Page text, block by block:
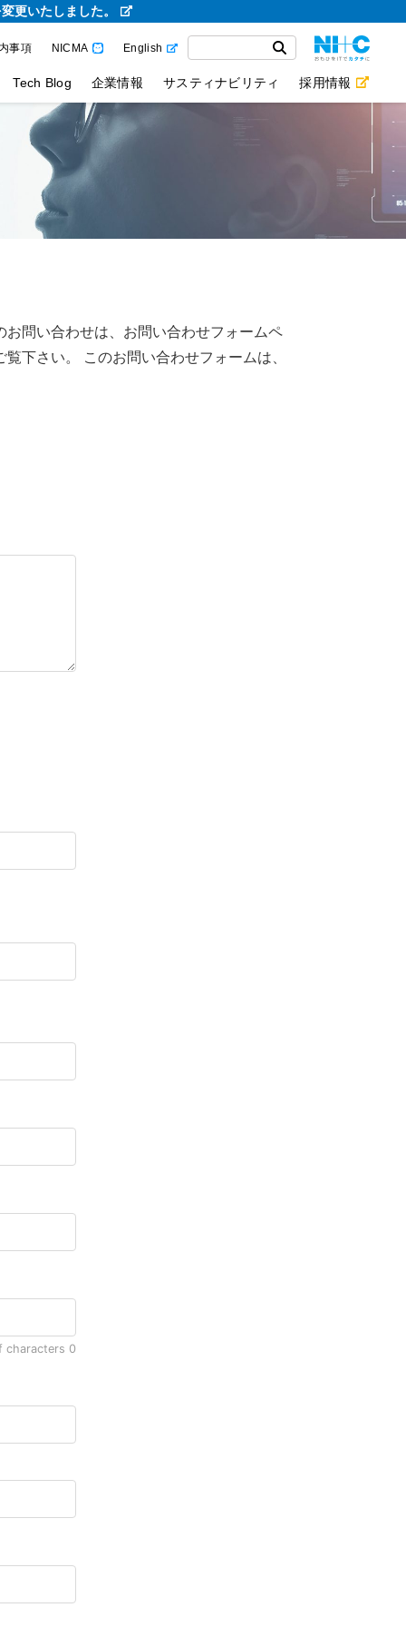
更いたしました。
事項 NICMA English
Tech Blog 企業情報 サスティナビリティ 採用情報
問い合わせは、お問い合わせフォームペ
下さい。 このお問い合わせフォームは、